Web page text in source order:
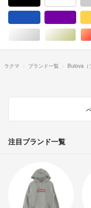
シルバー/銀色系
ゴ
ラクマ ブランド一覧 Bulova（
注目ブランド一覧